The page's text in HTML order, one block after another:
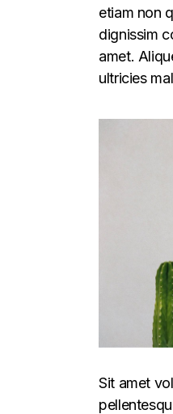
etiam non
dignissim
amet.
ultricies
Sit amet